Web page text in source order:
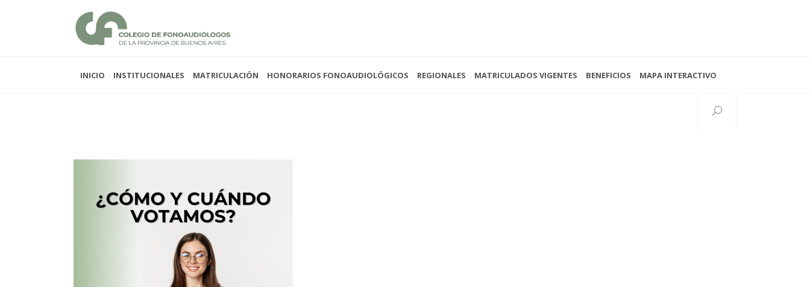
Lunes a viernes 08:00 - 13:00
(0221) 422-4088
Av. 38 N°997 esq. 15
Seguinos
INICIO INSTITUCIONALES MATRICULACIÓN HONORARIOS FONOAUDIOLÓGICOS REGIONALES MATRICULADOS VIGENTES BENEFICIOS MAPA INTERACTIVO